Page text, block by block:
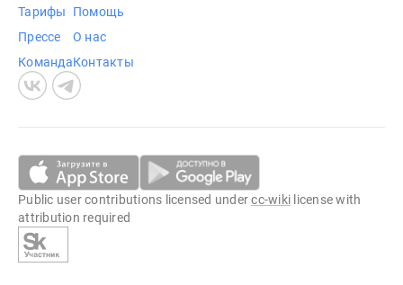
Тарифы
Прессе
Команда
Помощь
О нас
Контакты
Public user contributions licensed undercc-wiki license with
attribution required